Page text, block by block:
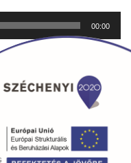
00:00
jog fenntartva. •